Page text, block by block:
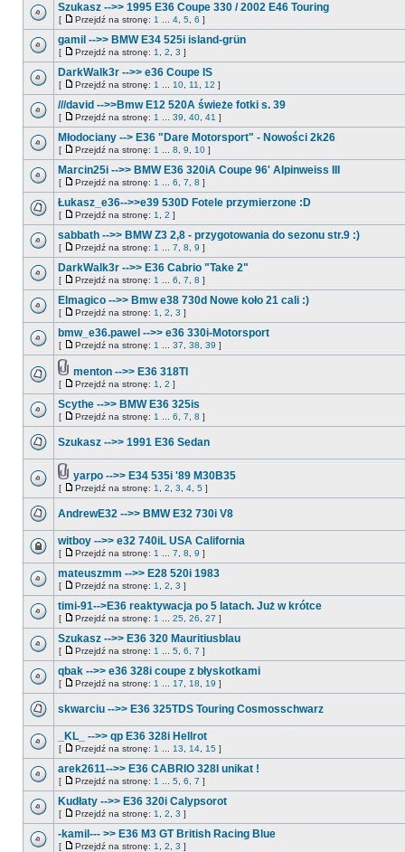
Szukasz -->> 1995 E36 Coupe 330 / 2002 E46 Touring
[ Przejdź na stronę: 1 4 5 6 ]
gamil -->> BMW E34 525i island-grün
[ Przejdź na stronę: 1 2 3 ]
DarkWalk3r -->> e36 Coupe IS
[ Przejdź na stronę: 1 10 11 12 ]
///david -->>Bmw E12 520A świeże fotki s. 39
[ Przejdź na stronę: 1 39 40 41 ]
Młodociany --> E36 "Dare Motorsport" - Nowości 2k26
[ Przejdź na stronę: 1 8 9 10 ]
Marcin25i -->> BMW E36 320iA Coupe 96' Alpinweiss III
[ Przejdź na stronę: 1 6 7 8 ]
Łukasz_e36-->>e39 530D Fotele przymierzone :D
[ Przejdź na stronę: 1 2 ]
sabbath -->> BMW Z3 2,8 - przygotowania do sezonu str.9 :)
[ Przejdź na stronę: 1 7 8 9 ]
DarkWalk3r -->> E36 Cabrio "Take 2"
[ Przejdź na stronę: 1 6 7 8 ]
Elmagico -->> Bmw e38 730d Nowe koło 21 cali :)
[ Przejdź na stronę: 1 2 3 ]
bmw_e36.pawel -->> e36 330i-Motorsport
[ Przejdź na stronę: 1 37 38 39 ]
menton -->> E36 318TI
[ Przejdź na stronę: 1 2 ]
Scythe -->> BMW E36 325is
[ Przejdź na stronę: 1 6 7 8 ]
Szukasz -->> 1991 E36 Sedan
yarpo -->> E34 535i '89 M30B35
[ Przejdź na stronę: 1 2 3 4 5 ]
AndrewE32 -->> BMW E32 730i V8
witboy -->> e32 740iL USA California
[ Przejdź na stronę: 1 7 8 9 ]
mateuszmm -->> E28 520i 1983
[ Przejdź na stronę: 1 2 3 ]
timi-91-->E36 reaktywacja po 5 latach. Już w krótce
[ Przejdź na stronę: 1 25 26 27 ]
Szukasz -->> E36 320 Mauritiusblau
[ Przejdź na stronę: 1 5 6 7 ]
qbak -->> e36 328i coupe z błyskotkami
[ Przejdź na stronę: 1 17 18 19 ]
skwarciu -->> E36 325TDS Touring Cosmosschwarz
_KL_ -->> qp E36 328i Hellrot
[ Przejdź na stronę: 1 13 14 15 ]
arek2611-->> E36 CABRIO 328I unikat !
[ Przejdź na stronę: 1 5 6 7 ]
Kudłaty -->> E36 320i Calypsorot
[ Przejdź na stronę: 1 2 3 ]
-kamil--- >> E36 M3 GT British Racing Blue
[ Przejdź na stronę: 1 2 3 ]